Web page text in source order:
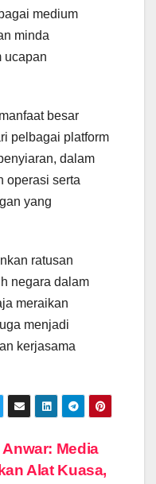
medium
minda
ucapan
besar
pelbagai platform
dalam
operasi serta
yang
ratusan
negara dalam
meraikan
menjadi
kerjasama
Anwar: Media
Alat Kuasa,